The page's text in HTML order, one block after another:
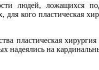
людей, ложащихся под
кого пластическая
пластическая
надеялись на